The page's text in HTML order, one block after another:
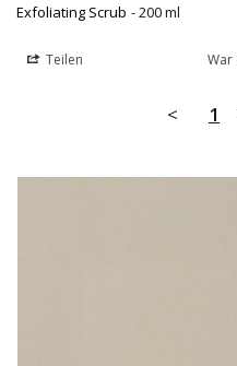
Exfoliating Scrub 200 ml
Teilen War
< 1